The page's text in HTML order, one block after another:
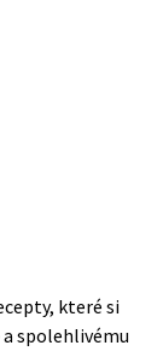
které si
spolehlivému